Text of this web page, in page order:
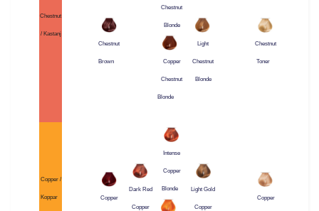
Chestnut
/ Kastanj
Chestnut
Brown
Chestnut
Blonde
Copper
Chestnut
Blonde
Light
Chestnut
Blonde
Chestnut
Toner
Copper /
Koppar Copper
Dark Red
Copper
Intense
Copper
Blonde Light Gold
Copper
Copper